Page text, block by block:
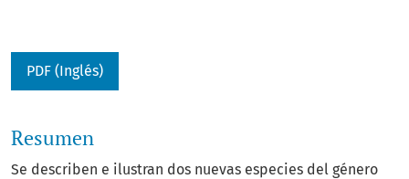
PDF (Inglés)
Resumen
Se describen e ilustran dos nuevas especies del género